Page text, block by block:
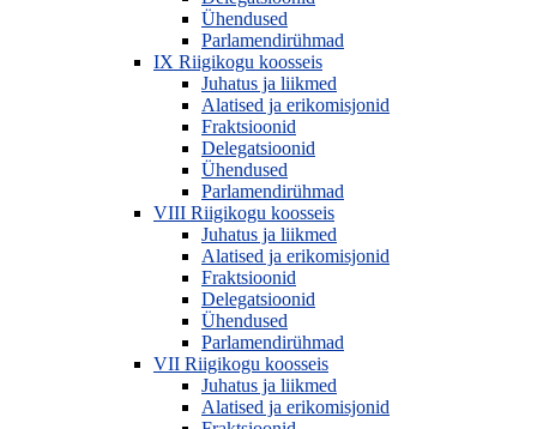
Ühendused
Parlamendirühmad
IX Riigikogu koosseis
Juhatus ja liikmed
Alatised ja erikomisjonid
Fraktsioonid
Delegatsioonid
Ühendused
Parlamendirühmad
VIII Riigikogu koosseis
Juhatus ja liikmed
Alatised ja erikomisjonid
Fraktsioonid
Delegatsioonid
Ühendused
Parlamendirühmad
VII Riigikogu koosseis
Juhatus ja liikmed
Alatised ja erikomisjonid